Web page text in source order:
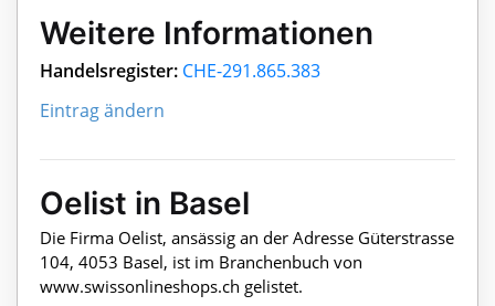
Weitere Informationen
Handelsregister: CHE-291.865.383
Eintrag ändern
Oelist in Basel
Die Firma Oelist, ansässig an der Adresse Güterstrasse
104, 4053 Basel, ist im Branchenbuch von
www.swissonlineshops.ch gelistet.